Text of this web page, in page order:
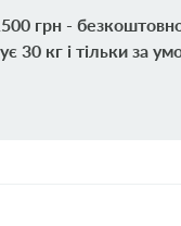
грн -
30 кг і тільки за